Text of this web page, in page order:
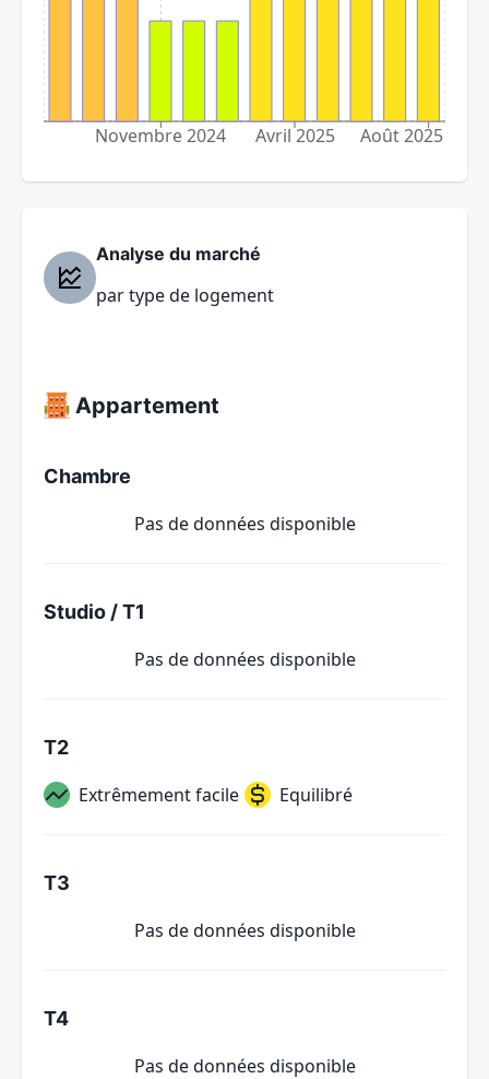
Novembre 2024 Avril 2025 Août 2025
Analyse du marché
par type de logement
Appartement
Chambre
Pas de données disponible
Studio / T1
Pas de données disponible
T2
Extrêmement facile Equilibré
T3
Pas de données disponible
T4
Pas de données disponible